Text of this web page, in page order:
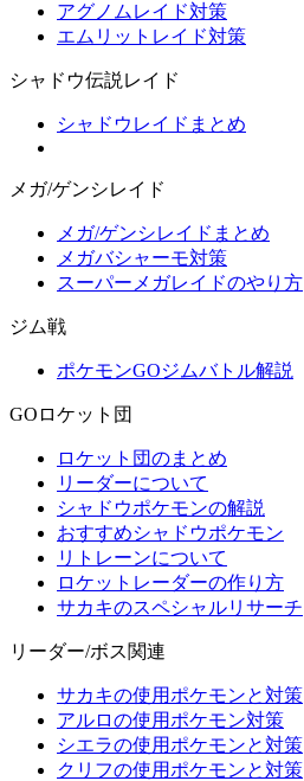
アグノムレイド対策
エムリットレイド対策
シャドウ伝説レイド
シャドウレイドまとめ
メガ/ゲンシレイド
メガ/ゲンシレイドまとめ
メガバシャーモ対策
スーパーメガレイドのやり方
ジム戦
ポケモンGOジムバトル解説
GOロケット団
ロケット団のまとめ
リーダーについて
シャドウポケモンの解説
おすすめシャドウポケモン
リトレーンについて
ロケットレーダーの作り方
サカキのスペシャルリサーチ
リーダー/ボス関連
サカキの使用ポケモンと対策
アルロの使用ポケモン対策
シエラの使用ポケモンと対策
クリフの使用ポケモンと対策